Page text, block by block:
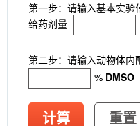
第一步：请输入基本实验
给药剂量
第二步：请输入动物体内
% DMSO
计算 重置